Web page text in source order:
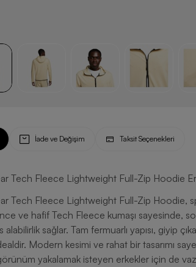
İade ve Değişim Taksit Seçenekleri
Tech Fleece Lightweight Full-Zip Hoodie
Tech Fleece Lightweight Full-Zip Hoodie,
ve hafif Tech Fleece kumaşı sayesinde,
sağlar. Tam fermuarlı yapısı, giyip
Modern kesimi ve rahat bir tasarımı
yakalamak isteyen erkekler için de